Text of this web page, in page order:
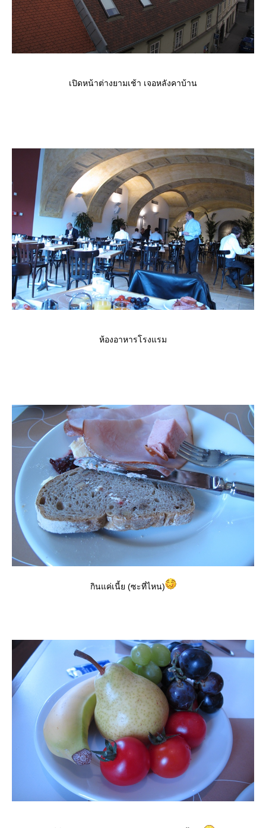
เปิดหน้าต่างยามเช้า เจอหลังคาบ้าน
ห้องอาหารโรงแรม
กินแค่เนี้ย (ซะที่ไหน)